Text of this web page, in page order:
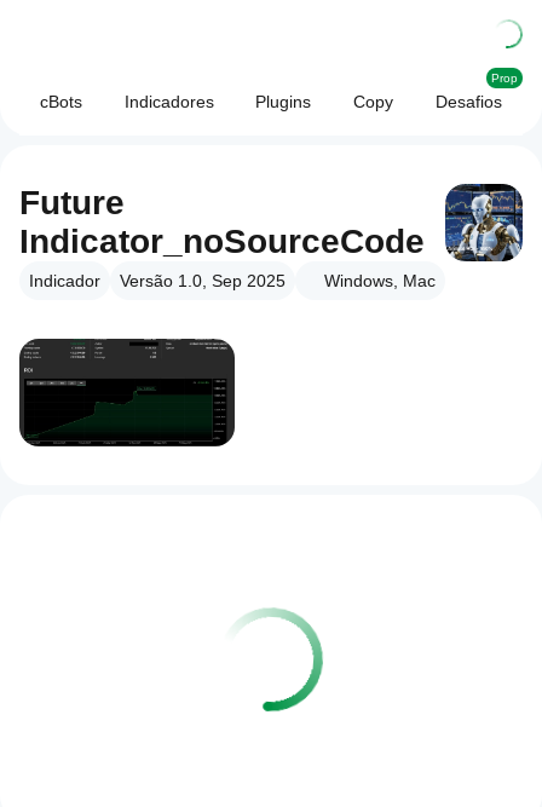
cBots Indicadores Plugins Copy Desafios
Prop
Future
Indicator_noSourceCode
Indicador Versão 1.0, Sep 2025 Windows, Mac